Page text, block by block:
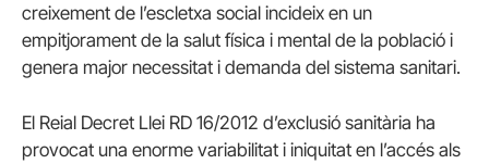
creixement de l’escletxa social incideix en un
empitjorament de la salut física i mental de la població i
genera major necessitat i demanda del sistema sanitari.
El Reial Decret Llei RD 16/2012 d’exclusió sanitària ha
provocat una enorme variabilitat i iniquitat en l’accés als